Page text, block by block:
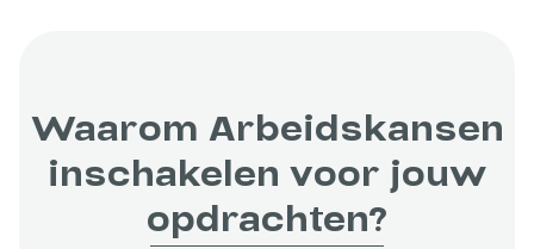
Waarom Arbeidskansen
inschakelen voor jouw
opdrachten?